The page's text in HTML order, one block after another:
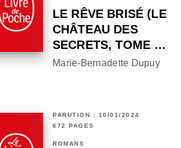
LE RÊVE BRISÉ (LE
CHÂTEAU DES
SECRETS, TOME …
Marie-Bernadette Dupuy
PARUTION : 10/01/2024
672 PAGES
ROMANS